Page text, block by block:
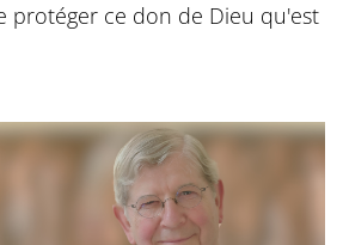
protéger ce don de Dieu qu'est